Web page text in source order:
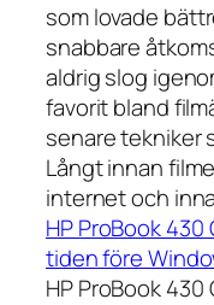
som lovade
snabbare
aldrig slog
favorit bland
senare tekniker
Långt innan
internet och
HP ProBook
tiden före
HP ProBook